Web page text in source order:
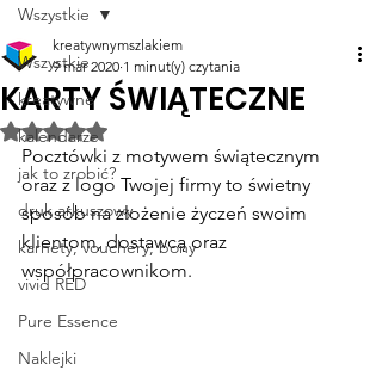
Wszystkie
kreatywne
kalendarze
jak to zrobić?
druk arkuszowy
karnety, vouchery, bony
vivid RED
Pure Essence
Naklejki
Wszystkie
KARTY ŚWIĄTECZNE
kreatywnymszlakiem
9 mar 2020 1 minut(y) czytania
Oceniono na NaN z 5 gwiazdek.
Pocztówki z motywem świątecznym
oraz z logo Twojej firmy to świetny
sposób na złożenie życzeń swoim
klientom, dostawcą oraz
współpracownikom.